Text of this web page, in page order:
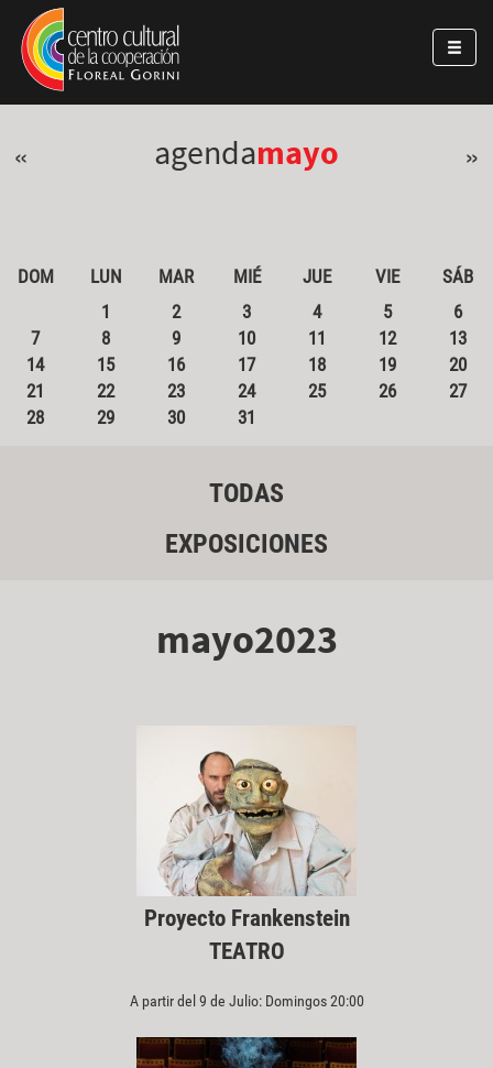
Pasar al contenido principal
Jump to main content
« agendamayo »
DOM LUN MAR MIÉ JUE VIE
SÁB
1
2 3 4 5
6
7
8 9 10 11 12
13
14
15 16 17 18 19
20
21
22 23 24 25 26
27
28
29 30 31
TODAS
EXPOSICIONES
mayo2023
Proyecto Frankenstein
TEATRO
A partir del 9 de Julio: Domingos 20:00